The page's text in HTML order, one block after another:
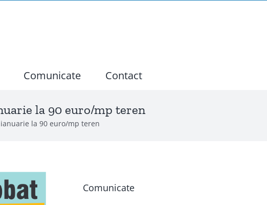
Comunicate Contact
la 90 euro/mp teren
la 90 euro/mp teren
Comunicate